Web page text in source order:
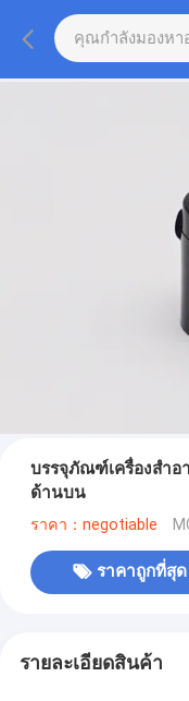
บรรจุภัณฑ์เครื่องสำอ
ด้านบน
ราคา：negotiable
ราคาถูกที่สุด
รายละเอียดสินค้า